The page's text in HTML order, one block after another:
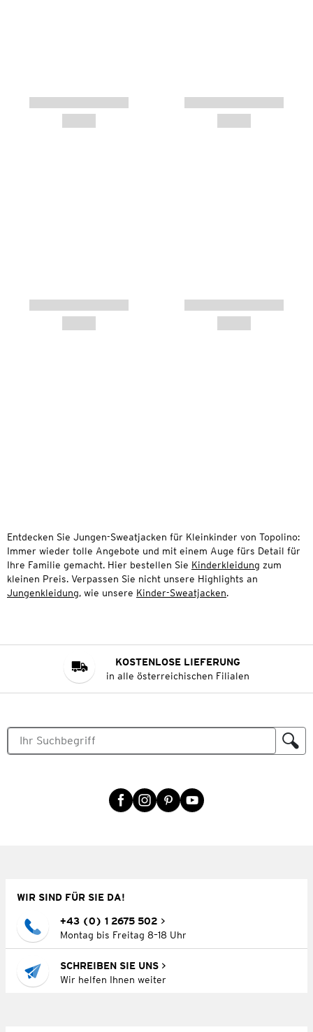
Entdecken Sie Jungen-Sweatjacken für Kleinkinder von Topolino:
Immer wieder tolle Angebote und mit einem Auge fürs Detail für
Ihre Familie gemacht. Hier bestellen Sie Kinderkleidung zum
kleinen Preis. Verpassen Sie nicht unsere Highlights an
Jungenkleidung, wie unsere Kinder-Sweatjacken.
KOSTENLOSE LIEFERUNG
in alle österreichischen Filialen
WIR SIND FÜR SIE DA!
+43 (0) 1 2675 502
Montag bis Freitag 8–18 Uhr
SCHREIBEN SIE UNS
Wir helfen Ihnen weiter